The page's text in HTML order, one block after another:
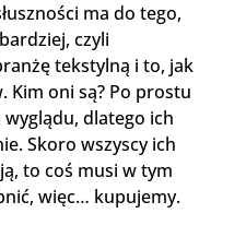
ma do tego,
czyli
tekstylną i to, jak
Kim oni są? Po prostu
dlatego ich
Skoro wszyscy ich
to coś musi w tym
więc… kupujemy.